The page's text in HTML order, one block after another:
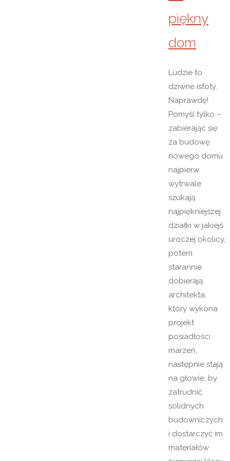
piękny
dom
Ludzie to
dziwne istoty.
Naprawdę!
Pomyśl tylko –
zabierając się
za budowę
nowego domu
najpierw
wytrwale
szukają
najpiękniejszej
działki w jakiejś
uroczej okolicy,
potem
starannie
dobierają
architekta,
który wykona
projekt
posiadłości
marzeń,
następnie stają
na głowie, by
zatrudnić
solidnych
budowniczych
i dostarczyć im
materiałów